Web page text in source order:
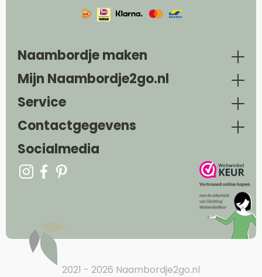
Naambordje maken
Mijn Naambordje2go.nl
Service
Contactgegevens
Socialmedia
2021 - 2026 Naambordje2go.nl